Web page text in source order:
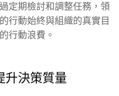
定期檢討和調整任務，領
行動始終與組織的真實目
行動浪費。
升決策質量